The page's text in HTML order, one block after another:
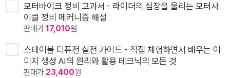
모터바이크 정비 교과서 - 라이더의 심장을 울리는 모터사
이클 정비 메커니즘 해설
판매가17,010원
스테이블 디퓨전 실전 가이드 - 직접 체험하면서 배우는 이
미지 생성 AI의 원리와 활용 테크닉의 모든 것
판매가 23,400원